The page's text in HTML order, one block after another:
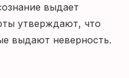
выдает
утверждают, что
выдают неверность.